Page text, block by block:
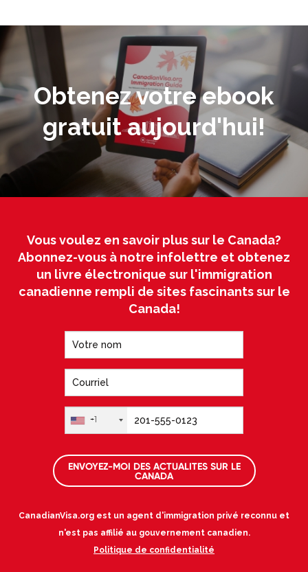
Obtenez votre ebook
gratuit aujourd'hui!
Vous voulez en savoir plus sur le Canada?
Abonnez-vous à notre infolettre et obtenez
un livre électronique sur l'immigration
canadienne rempli de sites fascinants sur le
Canada!
+1
ENVOYEZ-MOI DES ACTUALITES SUR LE
CANADA
CanadianVisa.org est un agent d'immigration privé reconnu et
n'est pas affilié au gouvernement canadien.
Politique de confidentialité